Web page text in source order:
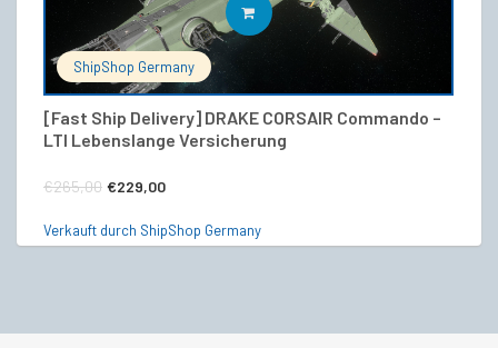
ShipShop Germany
[Fast Ship Delivery] DRAKE CORSAIR Commando –
LTI Lebenslange Versicherung
€265,00 Ursprünglicher
war:
€229,00
ist:
IN DEN WARENKORB
Verkauft durch ShipShop Germany